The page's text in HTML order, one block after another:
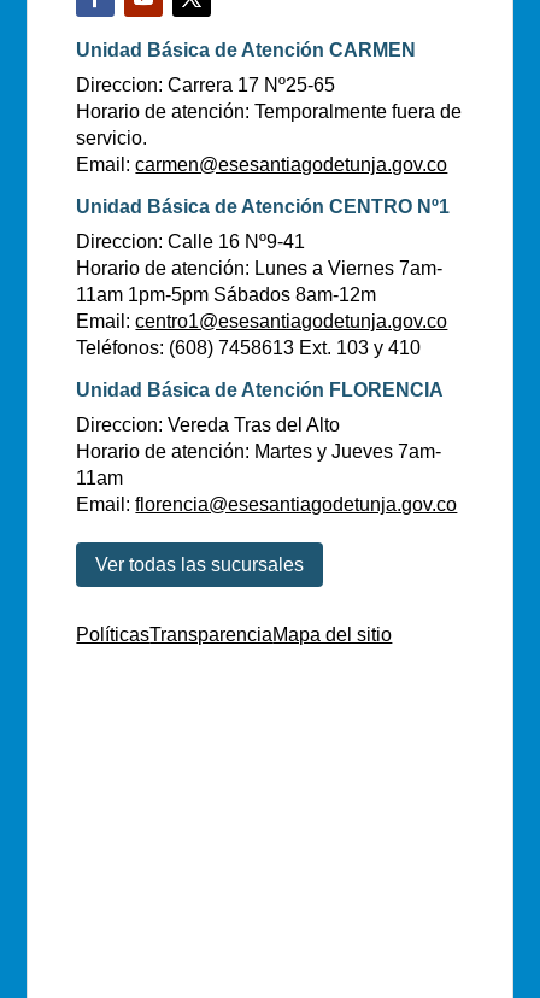
Unidad Básica de Atención CARMEN
Direccion: Carrera 17 Nº25-65
Horario de atención: Temporalmente fuera de
servicio.
Email:carmen@esesantiagodetunja.gov.co
Unidad Básica de Atención CENTRO Nº1
Direccion: Calle 16 Nº9-41
Horario de atención: Lunes a Viernes 7am-
11am 1pm-5pm Sábados 8am-12m
Email:centro1@esesantiagodetunja.gov.co
Teléfonos: (608) 7458613 Ext. 103 y 410
Unidad Básica de Atención FLORENCIA
Direccion: Vereda Tras del Alto
Horario de atención: Martes y Jueves 7am-
11am
Email:florencia@esesantiagodetunja.gov.co
Ver todas las sucursales
PolíticasTransparenciaMapa del sitio